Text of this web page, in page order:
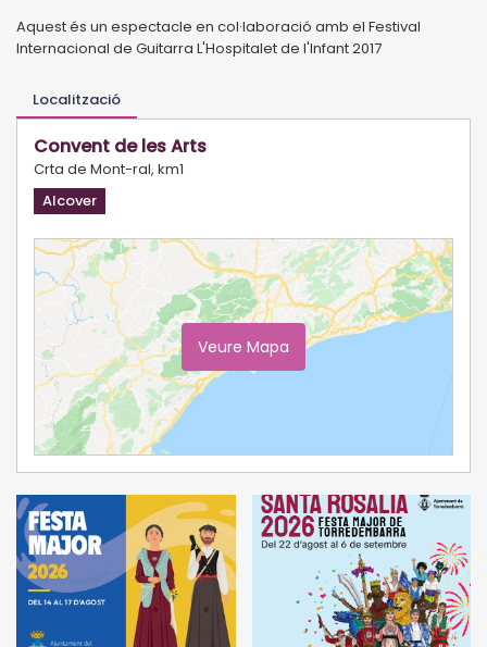
Aquest és un espectacle en col·laboració amb el Festival
Internacional de Guitarra L'Hospitalet de l'Infant 2017
Localització
Convent de les Arts
Crta de Mont-ral, km1
Alcover
Veure Mapa